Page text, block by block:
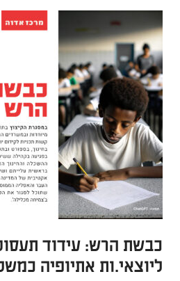
כבשת הרש: עידוד
ליוצאי.ות אתיופיה